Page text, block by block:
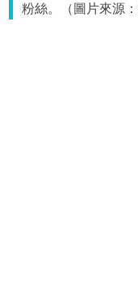
粉絲。（圖片來源